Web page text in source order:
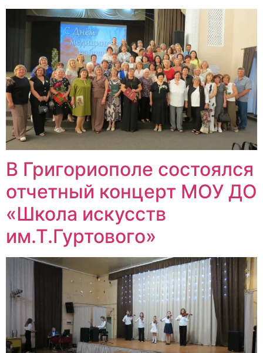
В Григориополе состоялся
отчетный концерт МОУ ДО
«Школа искусств
им.Т.Гуртового»